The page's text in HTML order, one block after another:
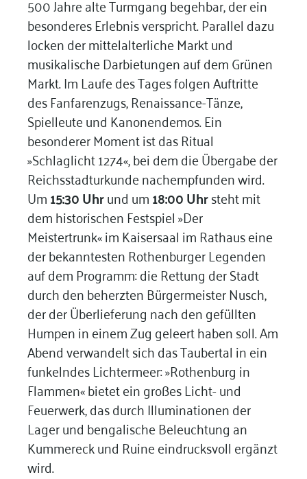
500 Jahre alte Turmgang begehbar, der ein
besonderes Erlebnis verspricht. Parallel dazu
locken der mittelalterliche Markt und
musikalische Darbietungen auf dem Grünen
Markt. Im Laufe des Tages folgen Auftritte
des Fanfarenzugs, Renaissance-Tänze,
Spielleute und Kanonendemos. Ein
besonderer Moment ist das Ritual
»Schlaglicht 1274«, bei dem die Übergabe der
Reichsstadturkunde nachempfunden wird.
Um15:30 Uhrund um18:00 Uhrsteht mit
dem historischen Festspiel »Der
Meistertrunk« im Kaisersaal im Rathaus eine
der bekanntesten Rothenburger Legenden
auf dem Programm: die Rettung der Stadt
durch den beherzten Bürgermeister Nusch,
der der Überlieferung nach den gefüllten
Humpen in einem Zug geleert haben soll. Am
Abend verwandelt sich das Taubertal in ein
funkelndes Lichtermeer: »Rothenburg in
Flammen« bietet ein großes Licht- und
Feuerwerk, das durch Illuminationen der
Lager und bengalische Beleuchtung an
Kummereck und Ruine eindrucksvoll ergänzt
wird.